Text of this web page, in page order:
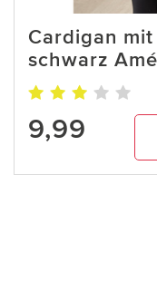
Cardigan
schwarz
9,99